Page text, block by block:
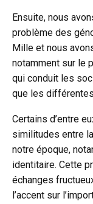
Ensuite, nous
problème des
Mille et nous
notamment sur le
qui conduit les
que les
Certains d’entre
similitudes entre
notre époque,
identitaire. Cette
échanges
l’accent sur